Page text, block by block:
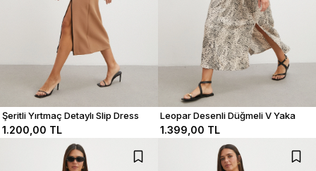
Şeritli Yırtmaç Detaylı Slip Dress
1.200,00 TL
Leopar Desenli Düğmeli V Yaka
Elbise
1.399,00 TL